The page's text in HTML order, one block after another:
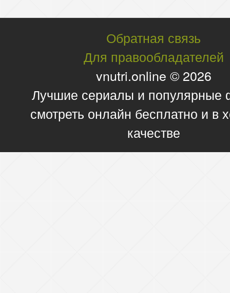
Обратная связь
Для правообладателей
vnutri.online © 2026
Лучшие сериалы и
смотреть онлайн бесплатно и в
качестве